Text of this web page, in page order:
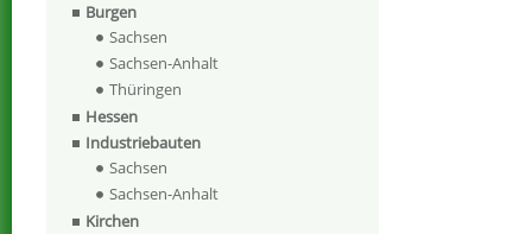
Burgen
Sachsen
Sachsen-Anhalt
Thüringen
Hessen
Industriebauten
Sachsen
Sachsen-Anhalt
Kirchen